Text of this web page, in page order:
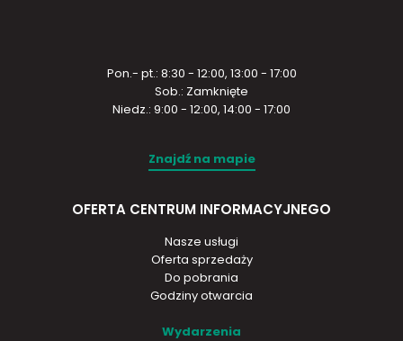
Pon.- pt.: 8:30 - 12:00, 13:00 - 17:00
Sob.: Zamknięte
Niedz.: 9:00 - 12:00, 14:00 - 17:00
Znajdź na mapie
OFERTA CENTRUM INFORMACYJNEGO
Nasze usługi
Oferta sprzedaży
Do pobrania
Godziny otwarcia
Wydarzenia